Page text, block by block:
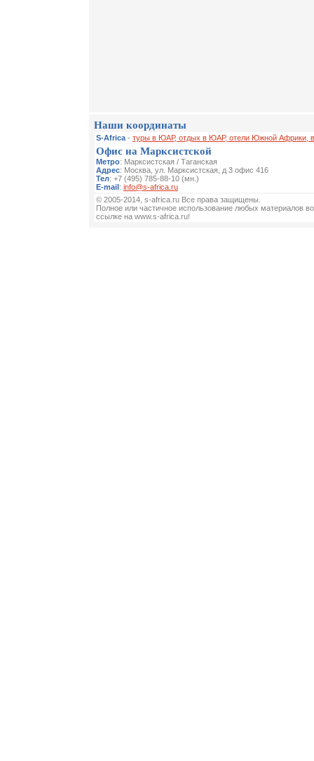
Наши координаты
S-Africa - туры в ЮАР, отдых в ЮАР, отели Южной Африки,
Офис на Марксистской
Метро: Марксистская / Таганская
Адрес: Москва, ул. Марксистская, д 3 офис 416
Тел: +7 (495) 785-88-10 (мн.)
E-mail: info@s-africa.ru
© 2005-2014, s-africa.ru Все права защищены.
Полное или частичное использование любых материалов
ссылке на www.s-africa.ru!